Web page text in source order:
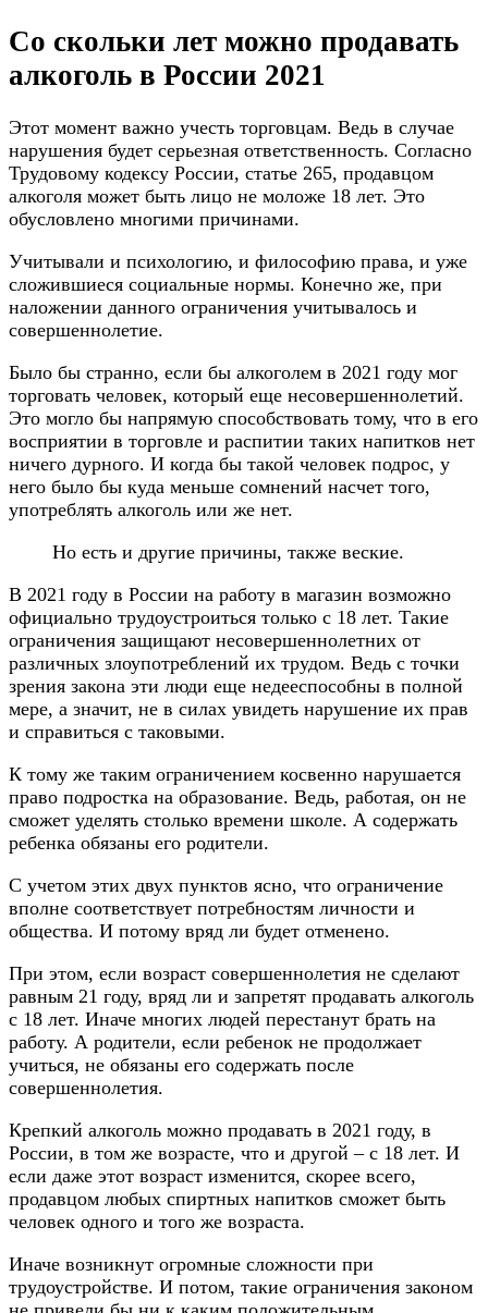
Со скольки лет можно продавать
алкоголь в России 2021
Этот момент важно учесть торговцам. Ведь в случае
нарушения будет серьезная ответственность. Согласно
Трудовому кодексу России, статье 265, продавцом
алкоголя может быть лицо не моложе 18 лет. Это
обусловлено многими причинами.
Учитывали и психологию, и философию права, и уже
сложившиеся социальные нормы. Конечно же, при
наложении данного ограничения учитывалось и
совершеннолетие.
Было бы странно, если бы алкоголем в 2021 году мог
торговать человек, который еще несовершеннолетий.
Это могло бы напрямую способствовать тому, что в его
восприятии в торговле и распитии таких напитков нет
ничего дурного. И когда бы такой человек подрос, у
него было бы куда меньше сомнений насчет того,
употреблять алкоголь или же нет.
Но есть и другие причины, также веские.
В 2021 году в России на работу в магазин возможно
официально трудоустроиться только с 18 лет. Такие
ограничения защищают несовершеннолетних от
различных злоупотреблений их трудом. Ведь с точки
зрения закона эти люди еще недееспособны в полной
мере, а значит, не в силах увидеть нарушение их прав
и справиться с таковыми.
К тому же таким ограничением косвенно нарушается
право подростка на образование. Ведь, работая, он не
сможет уделять столько времени школе. А содержать
ребенка обязаны его родители.
С учетом этих двух пунктов ясно, что ограничение
вполне соответствует потребностям личности и
общества. И потому вряд ли будет отменено.
При этом, если возраст совершеннолетия не сделают
равным 21 году, вряд ли и запретят продавать алкоголь
с 18 лет. Иначе многих людей перестанут брать на
работу. А родители, если ребенок не продолжает
учиться, не обязаны его содержать после
совершеннолетия.
Крепкий алкоголь можно продавать в 2021 году, в
России, в том же возрасте, что и другой – с 18 лет. И
если даже этот возраст изменится, скорее всего,
продавцом любых спиртных напитков сможет быть
человек одного и того же возраста.
Иначе возникнут огромные сложности при
трудоустройстве. И потом, такие ограничения законом